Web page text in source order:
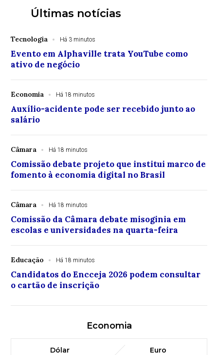
Últimas notícias
Tecnologia Há 3 minutos
Evento em Alphaville trata YouTube como
ativo de negócio
Economia Há 18 minutos
Auxílio-acidente pode ser recebido junto ao
salário
Câmara Há 18 minutos
Comissão debate projeto que institui marco de
fomento à economia digital no Brasil
Câmara Há 18 minutos
Comissão da Câmara debate misoginia em
escolas e universidades na quarta-feira
Educação Há 18 minutos
Candidatos do Encceja 2026 podem consultar
o cartão de inscrição
Economia
Dólar
Euro